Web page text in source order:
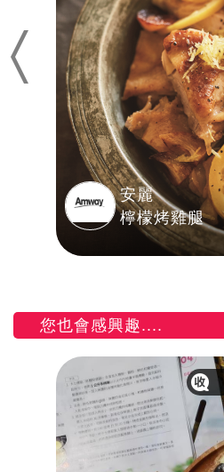
Previous
安麗
檸檬烤雞腿
您也會感興趣....